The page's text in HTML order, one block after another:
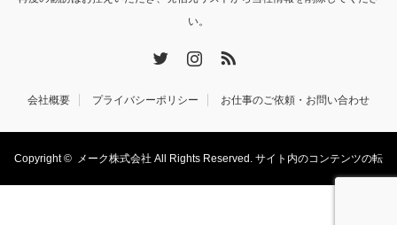
い。
会社概要 プライバシーポリシー お仕事のご依頼・お問い合わせ
Copyright © メーク株式会社 All Rights Reserved. サイト内のコンテンツの転